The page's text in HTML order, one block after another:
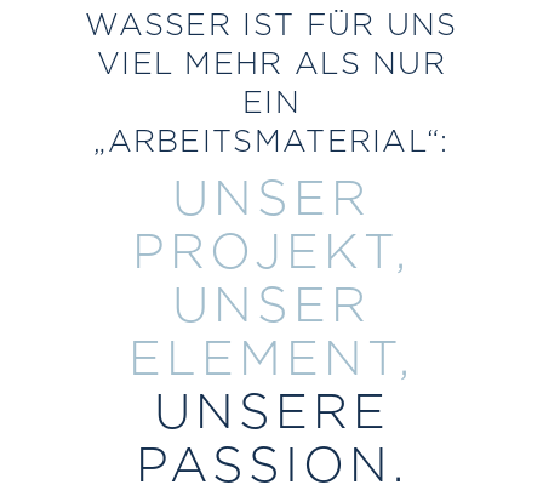
WASSER IST FÜR UNS
VIEL MEHR ALS NUR
EIN
„ARBEITS­MATERIAL“:
UNSER
PROJEKT,
UNSER
ELEMENT,
UNSERE
PASSION.